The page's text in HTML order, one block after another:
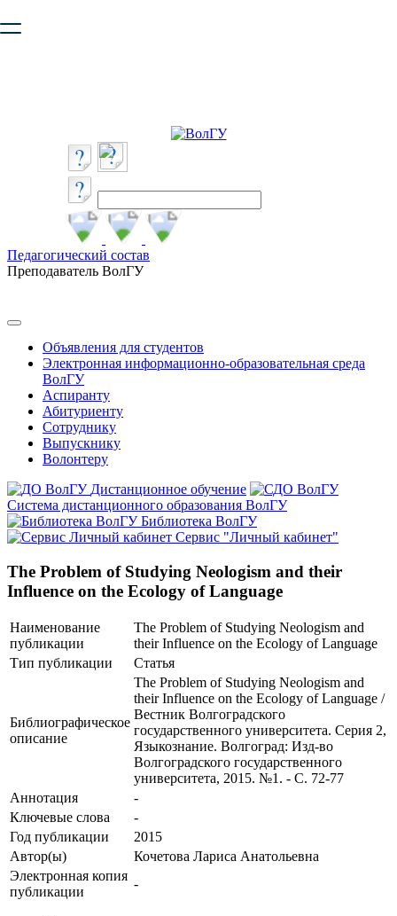
безопасную работу с сайтом. Пожалуйста
Педагогический состав
Преподаватель ВолГУ
Объявления для студентов
Электронная информационно-образовательная среда
ВолГУ
Аспиранту
Абитуриенту
Сотруднику
Выпускнику
Волонтеру
Дистанционное обучение
Система дистанционного образования ВолГУ
Библиотека ВолГУ
Сервис "Личный кабинет"
The Problem of Studying Neologism and their
Influence on the Ecology of Language
Наименование
публикации
The Problem of Studying Neologism and
their Influence on the Ecology of Language
Тип публикации
Статья
Библиографическое
описание
The Problem of Studying Neologism and
their Influence on the Ecology of Language /
Вестник Волгоградского
государственного университета. Серия 2,
Языкознание. Волгоград: Изд-во
Волгоградского государственного
университета, 2015. №1. - С. 72-77
Аннотация
-
Ключевые cлова
-
Год публикации
2015
Автор(ы)
Кочетова Лариса Анатольевна
Электронная копия
публикации
-